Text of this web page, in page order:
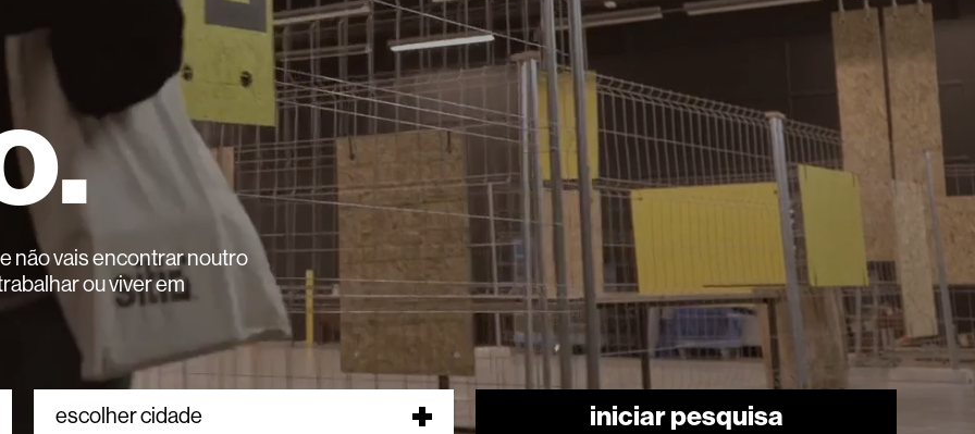
não vais encontrar noutro
ou viver em
escolher cidade iniciar pesquisa